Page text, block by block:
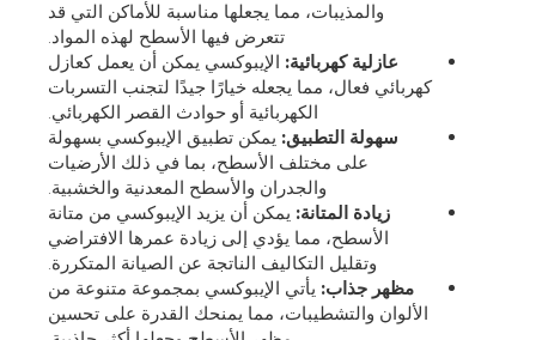
والمذيبات، مما يجعلها مناسبة للأماكن التي قد
تتعرض فيها الأسطح لهذه المواد.
عازلية كهربائية: الإيبوكسي يمكن أن يعمل كعازل
كهربائي فعال، مما يجعله خيارًا جيدًا لتجنب التسربات
الكهربائية أو حوادث القصر الكهربائي.
سهولة التطبيق: يمكن تطبيق الإيبوكسي بسهولة
على مختلف الأسطح، بما في ذلك الأرضيات
والجدران والأسطح المعدنية والخشبية.
زيادة المتانة: يمكن أن يزيد الإيبوكسي من متانة
الأسطح، مما يؤدي إلى زيادة عمرها الافتراضي
وتقليل التكاليف الناتجة عن الصيانة المتكررة.
مظهر جذاب: يأتي الإيبوكسي بمجموعة متنوعة من
الألوان والتشطيبات، مما يمنحك القدرة على تحسين